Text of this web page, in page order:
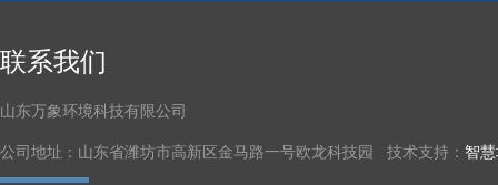
联系我们
山东万象环境科技有限公司
公司地址：山东省潍坊市高新区金马路一号欧龙科技园 技术支持： 智